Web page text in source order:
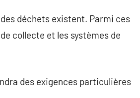
déchets existent. Parmi ces
collecte et les systèmes de
des exigences particulières